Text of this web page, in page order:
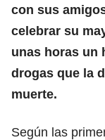
con sus
celebrar su
unas horas un
drogas que la
muerte.
Según las